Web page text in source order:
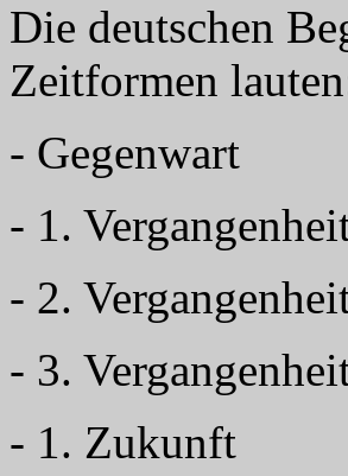
Die deutschen
Zeitformen
- Gegenwart
- 1.
- 2.
- 3.
- 1. Zukunft